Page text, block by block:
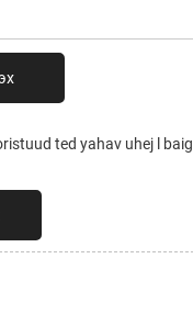
ted yahav uhej l baig